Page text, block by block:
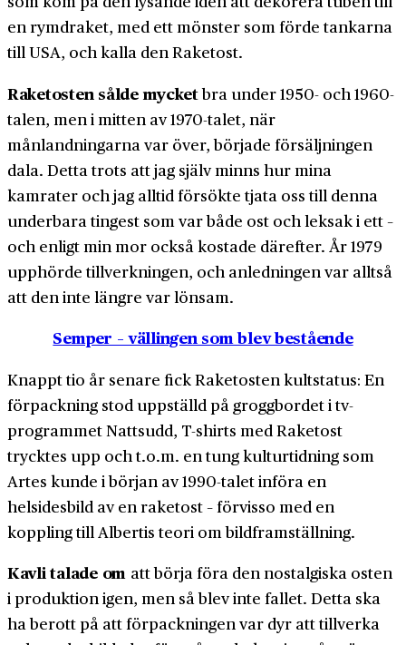
en rymdraket, med ett mönster som förde tankarna
till USA, och kalla den Raketost.
Raketosten sålde mycketbra under 1950- och 1960-
talen, men i mitten av 1970-talet, när
månlandningarna var över, började försäljningen
dala. Detta trots att jag själv minns hur mina
kamrater och jag alltid försökte tjata oss till denna
underbara tingest som var både ost och leksak i ett –
och enligt min mor också kostade därefter. År 1979
upphörde tillverkningen, och anledningen var alltså
att den inte längre var lönsam.
Semper – vällingen som blev bestående
Knappt tio år senare fick Raketosten kultstatus: En
förpackning stod uppställd på groggbordet i tv-
programmet Nattsudd, T-shirts med Raketost
trycktes upp och t.o.m. en tung kulturtidning som
Artes kunde i början av 1990-talet införa en
helsidesbild av en raketost – förvisso med en
koppling till Albertis teori om bildframställning.
Kavli talade om att börja föra den nostalgiska osten
i produktion igen, men så blev inte fallet. Detta ska
ha berott på att förpackningen var dyr att tillverka